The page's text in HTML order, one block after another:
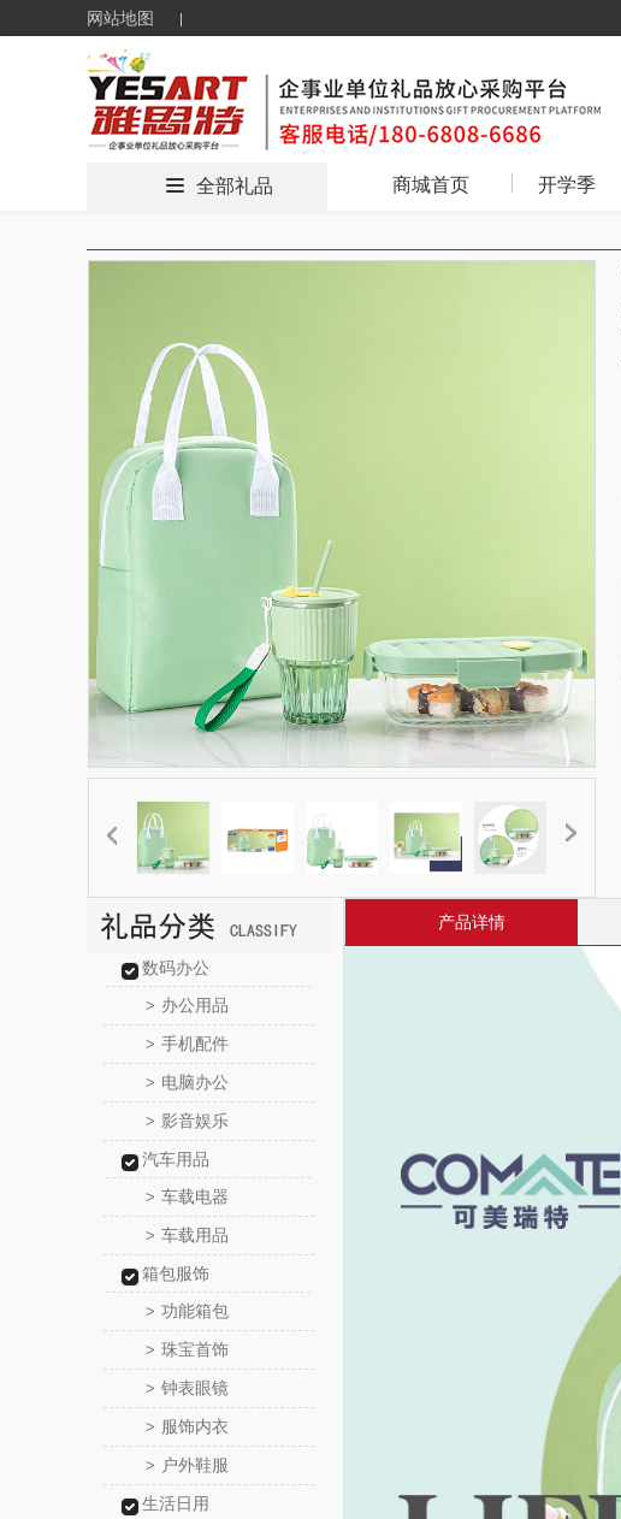
网站地图
全部礼品 商城首页 开学季
数码办公
> 办公用品
> 手机配件
> 电脑办公
> 影音娱乐
汽车用品
> 车载电器
> 车载用品
箱包服饰
> 功能箱包
> 珠宝首饰
> 钟表眼镜
> 服饰内衣
> 户外鞋服
生活日用
产品详情